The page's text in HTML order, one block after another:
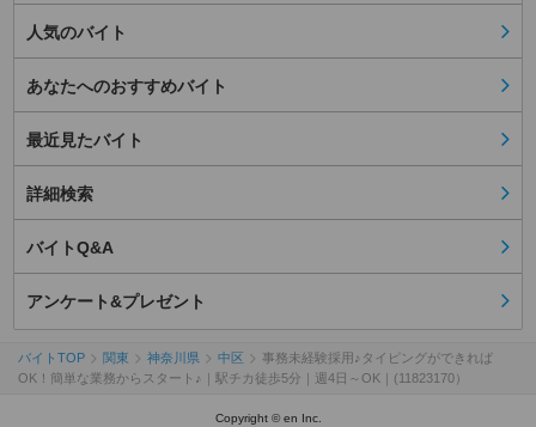
人気のバイト
あなたへのおすすめバイト
最近見たバイト
詳細検索
バイトQ&A
アンケート&プレゼント
バイトTOP 関東 神奈川県 中区
事務未経験採用♪タイピングができれば
OK！簡単な業務からスタート♪｜駅チカ徒歩5分｜週4日～OK｜(11823170）
Copyright © en Inc.